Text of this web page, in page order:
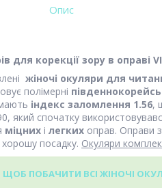
Опис
для корекції зору в оправі
жіночі окуляри для
полімерні
індекс заломлення 1.56,
який спочатку
міцних і легких оправ. Оправи
посадку. Окуляри
ЩОБ ПОБАЧИТИ ВСІ ЖІНОЧІ